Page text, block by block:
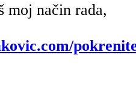
moj način rada,